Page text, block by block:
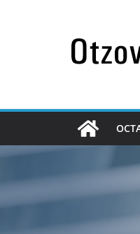
содержимому